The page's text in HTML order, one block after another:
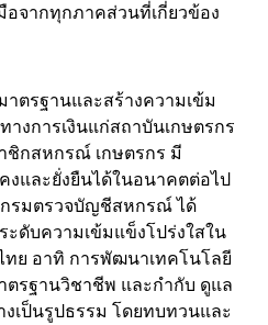
จากทุกภาคส่วนที่เกี่ยวข้อง
ตรฐานและสร้างความเข้ม
งการเงินแก่สถาบันเกษตรกร
ชิกสหกรณ์ เกษตรกร มี
และยั่งยืนได้ในอนาคตต่อไป
รมตรวจบัญชีสหกรณ์ ได้
ะดับความเข้มแข็งโปร่งใสใน
ย อาทิ การพัฒนาเทคโนโลยี
ตรฐานวิชาชีพ และกำกับ ดูแล
เป็นรูปธรรม โดยทบทวนและ